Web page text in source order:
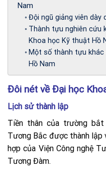
Nam
Đội ngũ giảng viên dày
Thành tựu nghiên cứu
Khoa học Kỹ thuật Hồ
Một số thành tựu
Hồ Nam
Đôi nét về Đại học
Lịch sử thành lập
Tiền thân của trường
Tương Bắc được thành lập
hợp của Viện Công nghệ
Tương Đàm.